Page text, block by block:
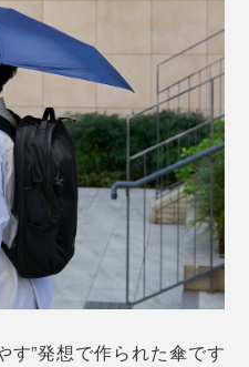
を実施
らボディを守る「快適空
。
す”発想で作られた傘です